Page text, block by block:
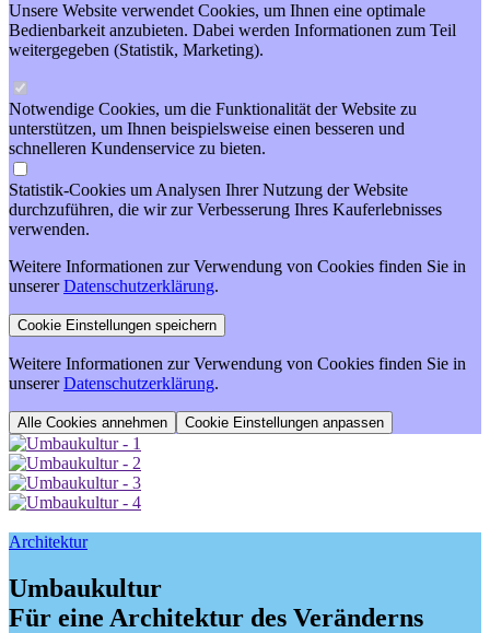
Unsere Website verwendet Cookies, um Ihnen eine optimale
Bedienbarkeit anzubieten. Dabei werden Informationen zum Teil
weitergegeben (Statistik, Marketing).
Notwendige Cookies, um die Funktionalität der Website zu
unterstützen, um Ihnen beispielsweise einen besseren und
schnelleren Kundenservice zu bieten.
Statistik-Cookies um Analysen Ihrer Nutzung der Website
durchzuführen, die wir zur Verbesserung Ihres Kauferlebnisses
verwenden.
Weitere Informationen zur Verwendung von Cookies finden Sie in
unsererDatenschutzerklärung.
Weitere Informationen zur Verwendung von Cookies finden Sie in
unsererDatenschutzerklärung.
Cookie Einstellungen anpassen
Architektur
Umbaukultur
Für eine Architektur des Veränderns